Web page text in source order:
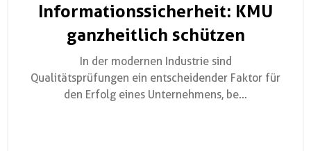
Informationssicherheit: KMU
ganzheitlich schützen
In der modernen Industrie sind
Qualitätsprüfungen ein entscheidender Faktor für
den Erfolg eines Unternehmens, be...